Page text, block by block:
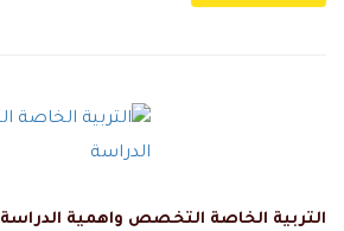
التربية الخاصة التخصص واهمية الدراسة